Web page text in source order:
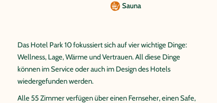
Sauna
Das Hotel Park 10 fokussiert sich auf vier wichtige Dinge:
Wellness, Lage, Wärme und Vertrauen. All diese Dinge
können im Service oder auch im Design des Hotels
wiedergefunden werden.
Alle 55 Zimmer verfügen über einen Fernseher, einen Safe,